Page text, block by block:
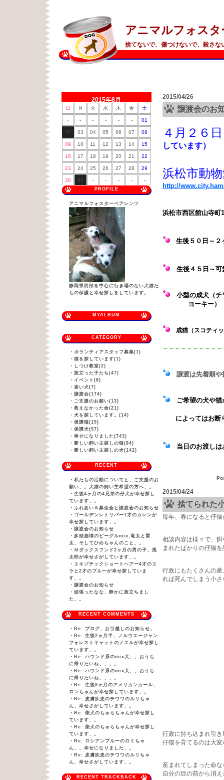
アニマルフォス
捨てないで、傷つけないで、殺さ
2015年8月
日 月 火 水 木 金 土
- - - - - - 01
02 03 04 05 06 07 08
09 10 11 12 13 14 15
16 17 18 19 20 21 22
23 24 25 26 27 28 29
30 31 - - - - -
PROFILE
アニマルフォスターペアレンツ
静岡県西部を中心に行き場のない犬猫た
ちの保護と幸せ探しをしています。
MYALBUM
CATEGORY
・ ボランティアスタッフ募集(1)
・ 猫を探しています(1)
・ しつけ教室(2)
・ 旅立った子たち(47)
・ イベント(8)
・ 迷い犬(7)
・ 譲渡会(174)
・ ご支援のお願い(13)
・ 救えなかった命(21)
・ 犬を探しています。(14)
・ 保護猫(19)
・ 保護犬(97)
・ 幸せになりました(743)
・ 新しい飼い主探しの猫(84)
・ 新しい飼い主探しの犬(142)
RECENT
・ 私たちの活動についてと、ご支援のお
願い、。犬猫の飼い主希望の方へ、。
・ 生後4ヶ月の4兄弟の仔犬が幸せ探し
ています、。
・ ふれあい＆募金会と譲渡会のお知らせ
・ ゴールデンレトリバー1才のカレンが
幸せ探しています、。
・ 譲渡会のお知らせ
・ 多頭崩壊のビーグルmix,竜太と雷
太、そしてひめちゃんのこと、。
・ Ｍダックスフンド2ヶ月の男の子、風
太郎が幸せさがしています、。
・ エキゾチックショートヘアー4才のエ
ラと2才のブルーが幸せ探していま
す、。
・ 譲渡会のお知らせ
・ 頑張ったなな、静かに旅立ちまし
た、。
RECENT COMMENTS
・ Re: ブログ、お引越しのお知らせ。
・ Re: 生後2ヵ月半、ノルウエージャン
フォレストキャットのノエルが幸せ探し
ています、。
・ Re: ハウンド系のmix犬、、おうち
に帰りたいね、、、。
・ Re: ハウンド系のmix犬、、おうち
に帰りたいね、、、。
・ Re: 生後8ヶ月のアメリカンカール、
ロンちゃんが幸せ探しています、。
・ Re: 皮膚疾患のチワワのルリちゃ
ん、幸せさがしています、。
・ Re: 柴犬のちゅらちゃんが幸せ探し
ています、。
・ Re: 柴犬のちゅらちゃんが幸せ探し
ています、。
・ Re: ロシアンブルーのロミちゃ
ん、、幸せになりました、。
・ Re: 皮膚疾患のチワワのルリちゃ
ん、幸せさがしています、。
RECENT TRACKBACK
2015/04/26
譲渡会のお
４月２６日
しています）
浜松市動
http://
浜松市西区館山寺
生後５０日～２
生後４５日 ～
小型の成犬（チ
ヨーキー）
成猫（スコティ
～～～～～～～～～
譲渡は先着順や
ご希望の犬や猫
によってはお断り
当日のお渡しは
2015/04/24
捨てられた
毎年、春になると仔
相談内容は様々で、
まれたばかりの仔猫
行政にもたくさんの
れば死んでしまう小
行政に持ち込まれ引
仔猫を育てるのは大
産まれてしまった命
自分の目の前から消